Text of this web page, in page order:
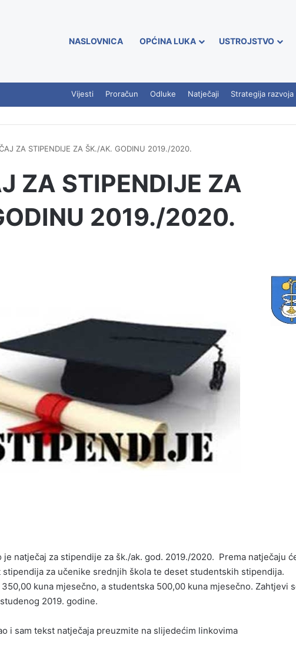
NASLOVNICA OPĆINA LUKA USTROJSTVO
Vijesti Proračun Odluke Natječaji Strategija
ZA STIPENDIJE ZA ŠK./AK. GODINU 2019./2020.
ZA STIPENDIJE ZA
2019./2020.
je natječaj za stipendije za šk./ak. god. 2019./2020. Prema natječaju
za učenike srednjih škola te deset studentskih stipendija.
kuna mjesečno, a studentska 500,00 kuna mjesečno. Zahtjevi
2019. godine.
i sam tekst natječaja preuzmite na slijedećim linkovima